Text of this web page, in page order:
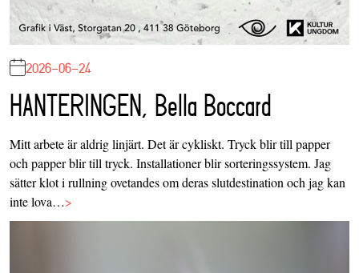
2026-06-24
HANTERINGEN, Bella Boccard
Mitt arbete är aldrig linjärt. Det är cykliskt. Tryck blir till papper
och papper blir till tryck. Installationer blir sorteringssystem. Jag
sätter klot i rullning ovetandes om deras slutdestination och jag kan
inte lova…>